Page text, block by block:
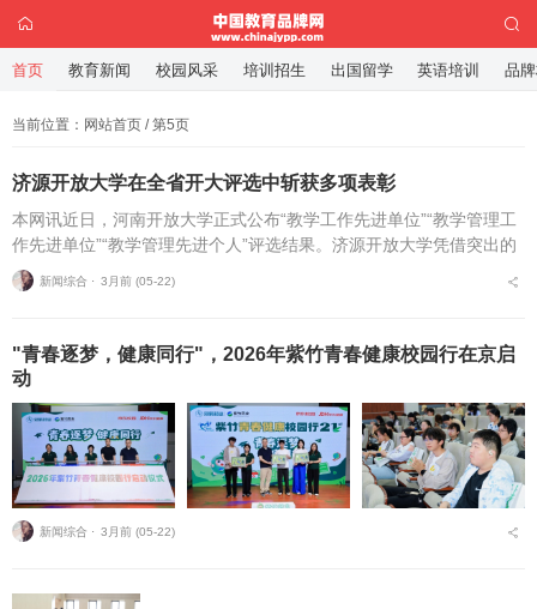
当前位置： 网站首页 / 第5页
济源开放大学在全省开大评选中斩获多项表彰
本网讯近日，河南开放大学正式公布“教学工作先进单位”“教学管理工
作先进单位”“教学管理先进个人”评选结果。济源开放大学凭借突出的
教学业绩与严谨的管理作风，成功摘得“教学工作先进单位”和“教学管
理工作...
新闻综合 ⋅ 3月前 (05-22)
"青春逐梦，健康同行"，2026年紫竹青春健康校园行在京启
动
新闻综合 ⋅ 3月前 (05-22)
首页 教育新闻 校园风采 培训招生 出国留学 英语培训 品